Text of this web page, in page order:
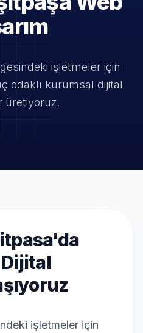
işletmeler için
odaklı kurumsal dijital
üretiyoruz.
işletmeler için